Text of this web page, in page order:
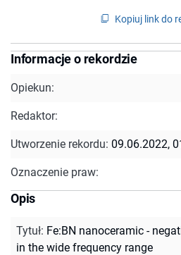
Kopiuj link do
Informacje o rekordzie
Opiekun:
Redaktor:
Utworzenie rekordu: 09.06.2022,
Oznaczenie praw:
Opis
Tytuł: Fe:BN nanoceramic -
in the wide frequency range